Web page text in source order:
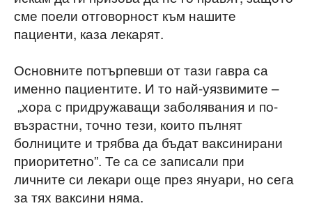
сме поели отговорност към нашите
пациенти, каза лекарят.
Основните потърпевши от тази гавра са
именно пациентите. И то най-уязвимите –
„хора с придружаващи заболявания и по-
възрастни, точно тези, които пълнят
болниците и трябва да бъдат ваксинирани
приоритетно”. Те са се записали при
личните си лекари още през януари, но сега
за тях ваксини няма.